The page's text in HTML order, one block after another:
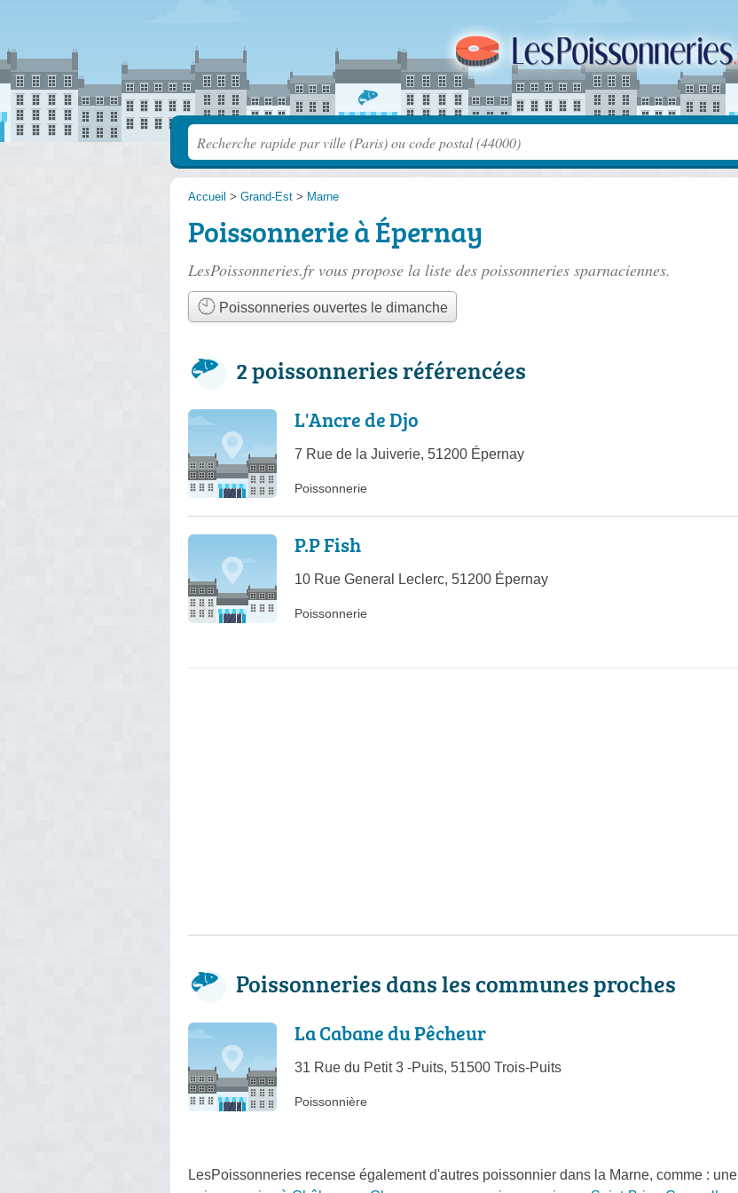
Accueil > Grand-Est > Marne
Poissonnerie à Épernay
LesPoissonneries.fr vous propose la liste des poissonneries sparnaciennes.
Poissonneries ouvertes le dimanche
2 poissonneries référencées
L'Ancre de Djo
7 Rue de la Juiverie, 51200 Épernay
Poissonnerie
P.P Fish
10 Rue General Leclerc, 51200 Épernay
Poissonnerie
Poissonneries dans les communes proches
La Cabane du Pêcheur
31 Rue du Petit 3 -Puits, 51500 Trois-Puits
Poissonnière
LesPoissonneries recense également d'autres poissonnier dans la Marne, comme : une